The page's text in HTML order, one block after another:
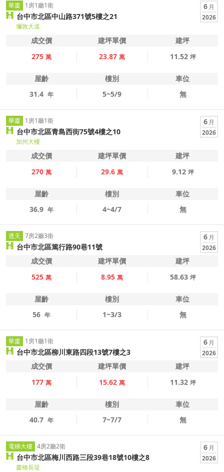
華廈 1房1廳1衛
台中市北區中山路371號5樓之21
彌敦大道
6 月
2026
成交價 建坪單價
建坪
275 萬 23.87 萬 11.52 坪
屋齡 樓別
車位
31.4 年 5~5/9 無
華廈 1房1廳1衛
台中市北區青島西街75號4樓之10
加州大樓
6 月
2026
成交價 建坪單價
建坪
270 萬 29.6 萬 9.12 坪
屋齡 樓別
車位
36.9 年 4~4/7 無
透天 7房2廳3衛
台中市北區篤行路90巷11號
6 月
2026
成交價 建坪單價
建坪
525 萬 8.95 萬 58.63 坪
屋齡 樓別
車位
56 年 1~3/3 無
華廈 1房1廳1衛
台中市北區柳川東路四段13號7樓之3
6 月
2026
成交價 建坪單價
建坪
177 萬 15.62 萬 11.32 坪
屋齡 樓別
車位
40.7 年 7~7/7 無
電梯大樓 4房2廳2衛
台中市北區梅川西路三段39巷18號10樓之8
慶橋長堤
6 月
2026